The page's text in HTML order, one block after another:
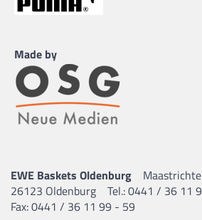
Made by
EWE Baskets Oldenburg
26123 Oldenburg
Tel.: 0441 / 36 11
Fax: 0441 / 36 11 99 - 59